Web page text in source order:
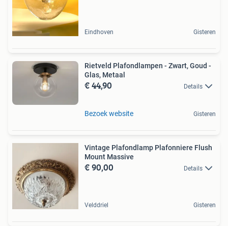
Eindhoven Gisteren
Rietveld Plafondlampen - Zwart, Goud -
Glas, Metaal
€ 44,90 Details
Bezoek website Gisteren
Vintage Plafondlamp Plafonniere Flush
Mount Massive
€ 90,00 Details
Velddriel Gisteren